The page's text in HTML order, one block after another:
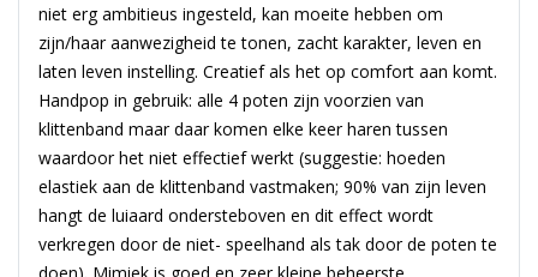
niet erg ambitieus ingesteld, kan moeite hebben om
zijn/haar aanwezigheid te tonen, zacht karakter, leven en
laten leven instelling. Creatief als het op comfort aan komt.
Handpop in gebruik: alle 4 poten zijn voorzien van
klittenband maar daar komen elke keer haren tussen
waardoor het niet effectief werkt (suggestie: hoeden
elastiek aan de klittenband vastmaken; 90% van zijn leven
hangt de luiaard ondersteboven en dit effect wordt
verkregen door de niet- speelhand als tak door de poten te